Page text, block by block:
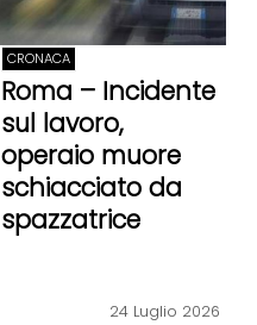
CRONACA
Roma – Incidente
sul lavoro,
operaio muore
schiacciato da
spazzatrice
24 Luglio 2026